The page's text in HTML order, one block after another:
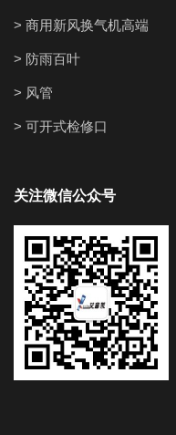
> 商用新风换气机高端
> 防雨百叶
> 风管
> 可开式检修口
关注微信公众号